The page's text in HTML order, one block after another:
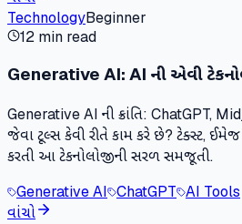
TechnologyBeginner
12 min read
Generative AI: AI ની એવી
Generative AI ની ક્રાંતિ: ChatGPT,
જેવા ટૂલ્સ કેવી રીતે કામ કરે છે? ટેક્સ્ટ,
કરતી આ ટેકનોલોજીની સરળ સમજૂતી.
Generative AI ChatGPT AI Tools
વાંચો